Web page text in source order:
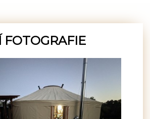
FOTOGRAFIE